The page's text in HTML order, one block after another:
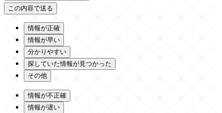
情報が正確
情報が早い
分かりやすい
探していた情報が見つかった
その他
情報が不正確
情報が遅い